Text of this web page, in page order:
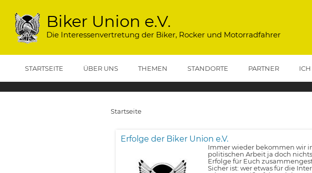
Inhalt
Biker Union e.V.
Die Interessenvertretung der Biker, Rocker und Motorradfahrer
STARTSEITE ÜBER UNS THEMEN STANDORTE PARTNER
Startseite
Erfolge der Biker Union e.V.
Immer wieder bekommen wir
politischen Arbeit ja doch
Erfolge für Euch
Sicher ist: wer etwas für die